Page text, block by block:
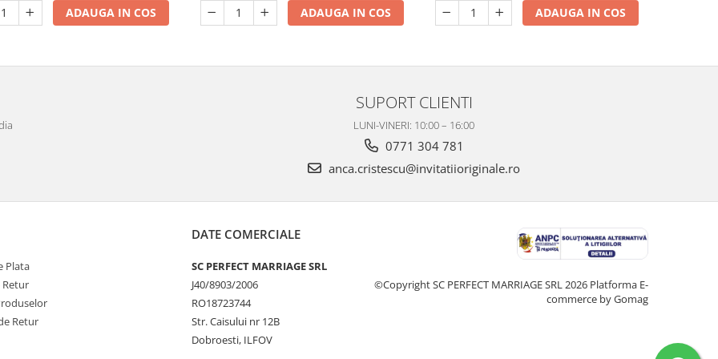
ADAUGA IN COS ADAUGA IN COS ADAUGA IN COS
SUPORT CLIENTI
LUNI-VINERI: 10:00 – 16:00
0771 304 781
anca.cristescu@invitatiioriginale.ro
Plata
Retur
Retur
DATE COMERCIALE
SC PERFECT MARRIAGE SRL
J40/8903/2006
RO18723744
Str. Caisului nr 12B
Dobroesti, ILFOV
©Copyright SC PERFECT MARRIAGE SRL 2026 Platforma E-
commerce by Gomag